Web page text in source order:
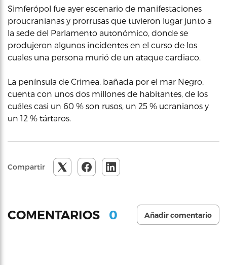
Simferópol fue ayer escenario de manifestaciones
proucranianas y prorrusas que tuvieron lugar junto a
la sede del Parlamento autonómico, donde se
produjeron algunos incidentes en el curso de los
cuales una persona murió de un ataque cardiaco.
La península de Crimea, bañada por el mar Negro,
cuenta con unos dos millones de habitantes, de los
cuáles casi un 60 % son rusos, un 25 % ucranianos y
un 12 % tártaros.
Compartir
COMENTARIOS 0 Añadir comentario